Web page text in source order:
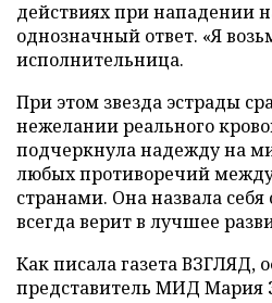
действиях при нападении
однозначный ответ. «Я
исполнительница.
При этом звезда эстрады
нежелании реального
подчеркнула надежду на
любых противоречий
странами. Она назвала
всегда верит в лучшее
Как писала газета ВЗГЛЯД,
представитель МИД Мария